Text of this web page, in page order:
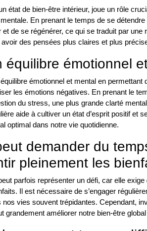
état de bien-être intérieur, joue un rôle
En prenant le temps de se
de se régénérer, ce qui se traduit par
des pensées plus claires et plus
équilibre émotionnel
émotionnel et mental en
les émotions négatives. En prenant le
du stress, une plus grande clarté
aide à cultiver un état d’esprit positif et
optimal dans notre vie quotidienne.
demander du
pleinement les
parfois représenter un défi, car elle
Il est nécessaire de s’engager
vies souvent trépidantes. Cependant,
grandement améliorer notre bien-être